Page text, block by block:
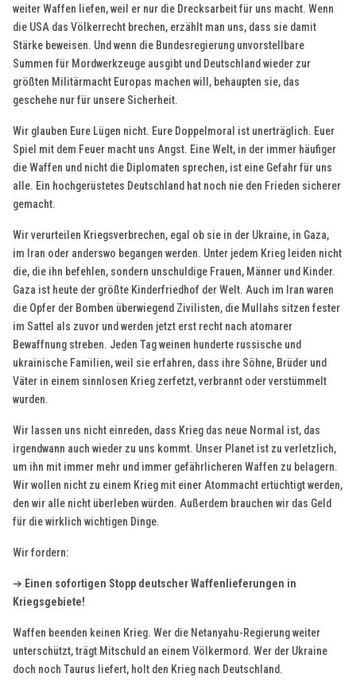
weiter Waffen liefen, weil er nur die Drecksarbeit für uns macht. Wenn
die USA das Völkerrecht brechen, erzählt man uns, dass sie damit
Stärke beweisen. Und wenn die Bundesregierung unvorstellbare
Summen für Mordwerkzeuge ausgibt und Deutschland wieder zur
größten Militärmacht Europas machen will, behaupten sie, das
geschehe nur für unsere Sicherheit.
Wir glauben Eure Lügen nicht. Eure Doppelmoral ist unerträglich. Euer
Spiel mit dem Feuer macht uns Angst. Eine Welt, in der immer häufiger
die Waffen und nicht die Diplomaten sprechen, ist eine Gefahr für uns
alle. Ein hochgerüstetes Deutschland hat noch nie den Frieden sicherer
gemacht.
Wir verurteilen Kriegsverbrechen, egal ob sie in der Ukraine, in Gaza,
im Iran oder anderswo begangen werden. Unter jedem Krieg leiden nicht
die, die ihn befehlen, sondern unschuldige Frauen, Männer und Kinder.
Gaza ist heute der größte Kinderfriedhof der Welt. Auch im Iran waren
die Opfer der Bomben überwiegend Zivilisten, die Mullahs sitzen fester
im Sattel als zuvor und werden jetzt erst recht nach atomarer
Bewaffnung streben. Jeden Tag weinen hunderte russische und
ukrainische Familien, weil sie erfahren, dass ihre Söhne, Brüder und
Väter in einem sinnlosen Krieg zerfetzt, verbrannt oder verstümmelt
wurden.
Wir lassen uns nicht einreden, dass Krieg das neue Normal ist, das
irgendwann auch wieder zu uns kommt. Unser Planet ist zu verletzlich,
um ihn mit immer mehr und immer gefährlicheren Waffen zu belagern.
Wir wollen nicht zu einem Krieg mit einer Atommacht ertüchtigt werden,
den wir alle nicht überleben würden. Außerdem brauchen wir das Geld
für die wirklich wichtigen Dinge.
Wir fordern:
➔ Einen sofortigen Stopp deutscher Waffenlieferungen in
Kriegsgebiete!
Waffen beenden keinen Krieg. Wer die Netanyahu-Regierung weiter
unterschützt, trägt Mitschuld an einem Völkermord. Wer der Ukraine
doch noch Taurus liefert, holt den Krieg nach Deutschland.